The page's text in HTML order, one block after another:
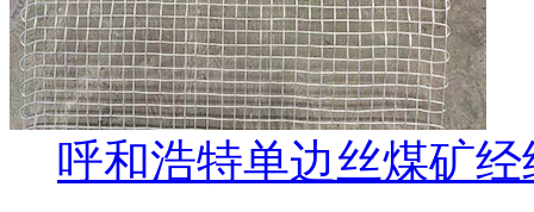
呼和浩特单边丝煤矿经